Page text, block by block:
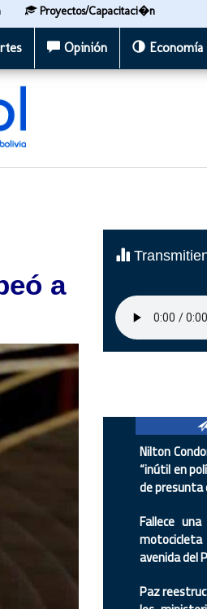
Proyectos/Capacitaci�n
Opinión Economía
a
Nilton
“inútil en
de presunta
Fallece
avenida del
Paz